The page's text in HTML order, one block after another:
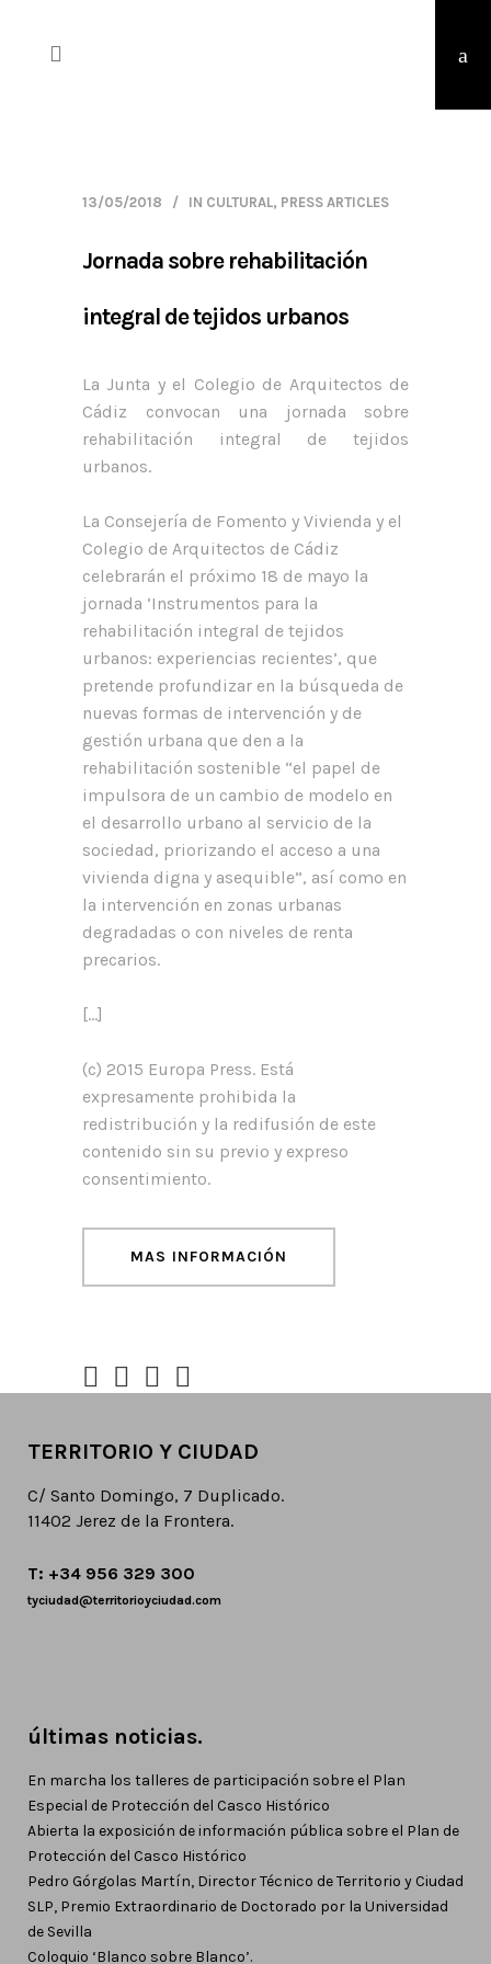
13/05/2018 IN CULTURAL, PRESS ARTICLES
Jornada sobre rehabilitación
integral de tejidos urbanos
La Junta y el Colegio de Arquitectos de
Cádiz convocan una jornada sobre
rehabilitación integral de tejidos
urbanos.
La Consejería de Fomento y Vivienda y el
Colegio de Arquitectos de Cádiz
celebrarán el próximo 18 de mayo la
jornada ‘Instrumentos para la
rehabilitación integral de tejidos
urbanos: experiencias recientes’, que
pretende profundizar en la búsqueda de
nuevas formas de intervención y de
gestión urbana que den a la
rehabilitación sostenible “el papel de
impulsora de un cambio de modelo en
el desarrollo urbano al servicio de la
sociedad, priorizando el acceso a una
vivienda digna y asequible”, así como en
la intervención en zonas urbanas
degradadas o con niveles de renta
precarios.
[…]
(c) 2015 Europa Press. Está
expresamente prohibida la
redistribución y la redifusión de este
contenido sin su previo y expreso
consentimiento.
MAS INFORMACIÓN
TERRITORIO Y CIUDAD
C/ Santo Domingo, 7 Duplicado.
11402 Jerez de la Frontera.
T: +34 956 329 300
tyciudad@territorioyciudad.com
últimas noticias.
En marcha los talleres de participación sobre el Plan
Especial de Protección del Casco Histórico
Abierta la exposición de información pública sobre el Plan de
Protección del Casco Histórico
Pedro Górgolas Martín, Director Técnico de Territorio y Ciudad
SLP, Premio Extraordinario de Doctorado por la Universidad
de Sevilla
Coloquio ‘Blanco sobre Blanco’.